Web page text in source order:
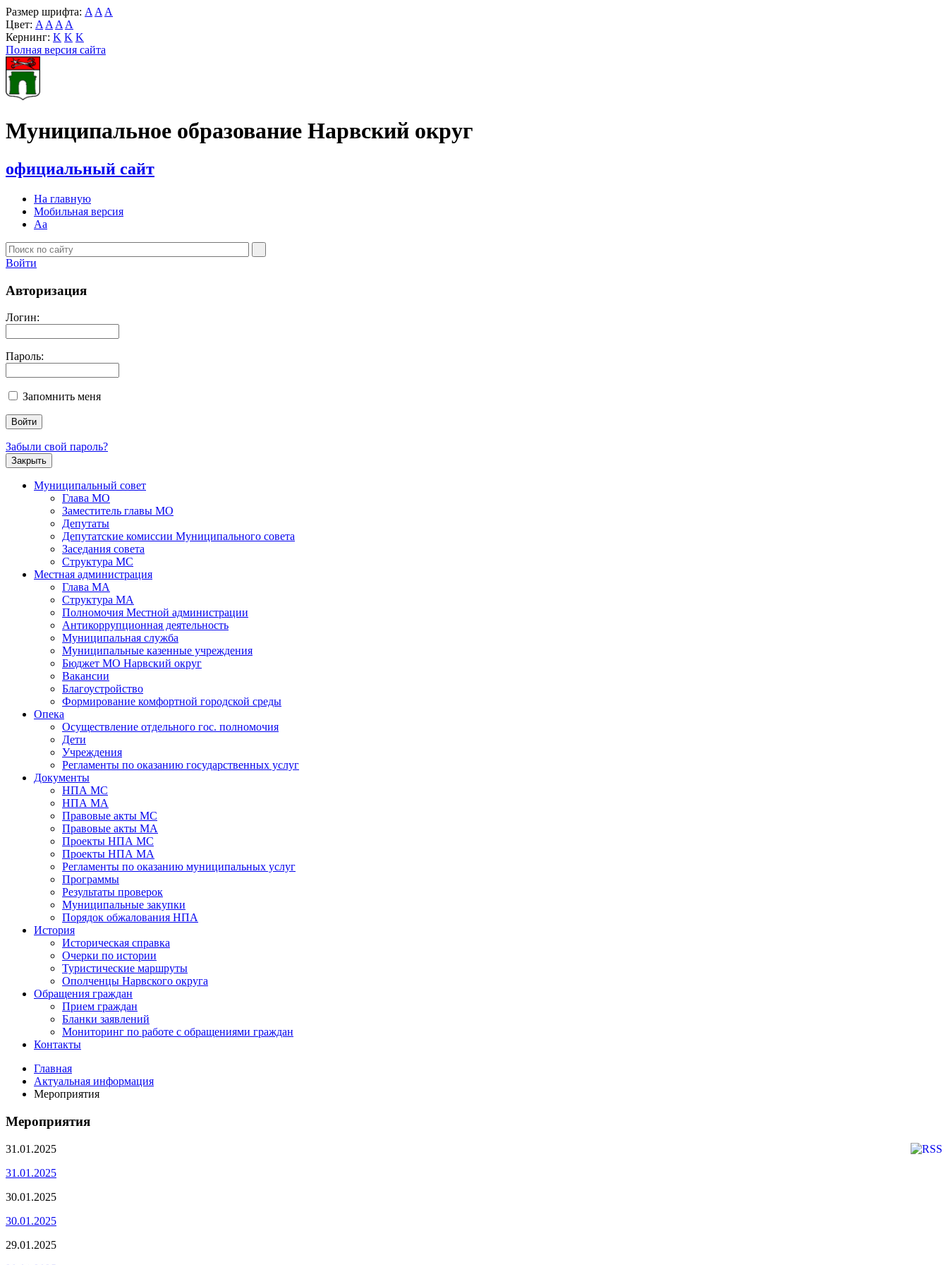
Размер шрифта: A A A
Цвет: A A A A
Кернинг: K K K
Полная версия сайта
Муниципальное образование Нарвский округ
официальный сайт
На главную
Мобильная версия
Aa
Войти
Авторизация
Логин:
Пароль:
Запомнить меня
Забыли свой пароль?
Закрыть
Муниципальный совет
Глава МО
Заместитель главы МО
Депутаты
Депутатские комиссии Муниципального совета
Заседания совета
Структура МС
Местная администрация
Глава МА
Структура МА
Полномочия Местной администрации
Антикоррупционная деятельность
Муниципальная служба
Муниципальные казенные учреждения
Бюджет МО Нарвский округ
Вакансии
Благоустройство
Формирование комфортной городской среды
Опека
Осуществление отдельного гос. полномочия
Дети
Учреждения
Регламенты по оказанию государственных услуг
Документы
НПА МС
НПА МА
Правовые акты МС
Правовые акты МА
Проекты НПА МС
Проекты НПА МА
Регламенты по оказанию муниципальных услуг
Программы
Результаты проверок
Муниципальные закупки
Порядок обжалования НПА
История
Историческая справка
Очерки по истории
Туристические маршруты
Ополченцы Нарвского округа
Обращения граждан
Прием граждан
Бланки заявлений
Мониторинг по работе с обращениями граждан
Контакты
Главная
Актуальная информация
Мероприятия
Мероприятия
31.01.2025
31.01.2025
30.01.2025
30.01.2025
29.01.2025